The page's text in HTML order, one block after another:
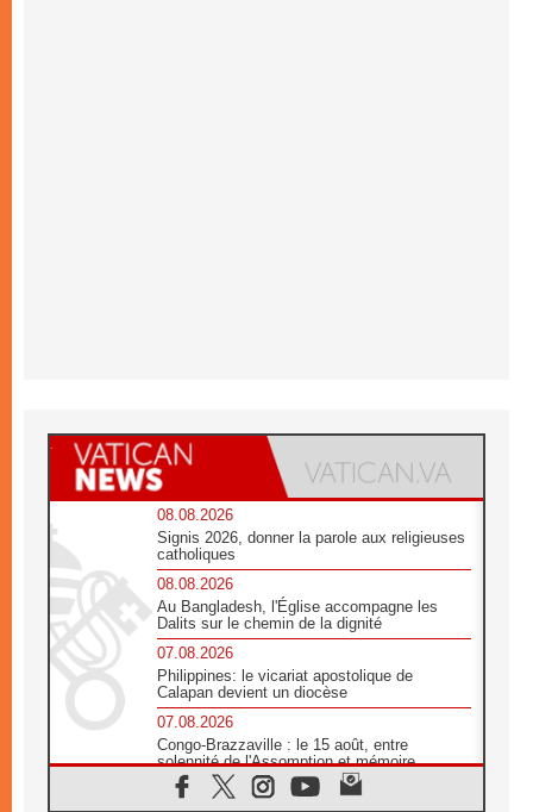
08.08.2026
Signis 2026, donner la parole aux religieuses
catholiques
08.08.2026
Au Bangladesh, l'Église accompagne les
Dalits sur le chemin de la dignité
07.08.2026
Philippines: le vicariat apostolique de
Calapan devient un diocèse
07.08.2026
Congo-Brazzaville : le 15 août, entre
solennité de l'Assomption et mémoire
nationale
07.08.2026